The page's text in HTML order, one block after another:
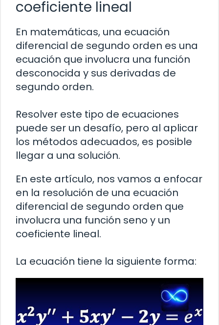
coeficiente lineal
En matemáticas, una ecuación
diferencial de segundo orden es una
ecuación que involucra una función
desconocida y sus derivadas de
segundo orden.
Resolver este tipo de ecuaciones
puede ser un desafío, pero al aplicar
los métodos adecuados, es posible
llegar a una solución.
En este artículo, nos vamos a enfocar
en la resolución de una ecuación
diferencial de segundo orden que
involucra una función seno y un
coeficiente lineal.
La ecuación tiene la siguiente forma: